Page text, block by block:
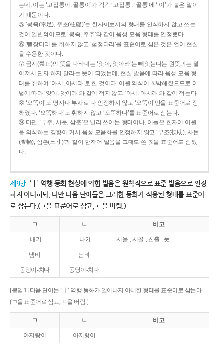
는데, 이는 ‘고집통이, 골통이’가 각각 ‘고집통’, ‘골통’에 ‘-이’가 붙은 말이
기 때문이다.
⑤ ‘봉족(奉足), 주초(柱礎)’는 한자어로서의 형태를 인식하지 않고 쓰는
것이 일반적이므로 ‘봉죽, 주추’와 같이 음성 모음 형태를 인정했다.
⑥ ‘뻗장다리’를 취하지 않고 ‘뻗정다리’를 표준어로 삼은 것은 언어 현실
을 수용한 것이다.
⑦ 금지(禁止)의 뜻을 나타내는 ‘앗아, 앗아라’는 빼앗는다는 원뜻과는 멀
어져서 단지 하지 말라는 뜻이 되었는데, 현실 발음에 따라 음성 모음 형
태를 취하여 ‘아서, 아서라’로 한 것이다. 어원 의식이 희박해졌으므로 어
법에 따라 ‘앗어, 앗어라’와 같이 적지 않고 ‘아서, 아서라’와 같이 적는다.
⑧ ‘오똑이’도 명사나 부사로 다 인정하지 않고 ‘오뚝이’만을 표준어로 정
하였다. ‘오똑하다’도 취하지 않고 ‘오뚝하다’를 표준어로 삼는다.
⑨ 다만, ‘부주, 사둔, 삼춘’은 널리 쓰이는 형태이나, 이들은 한자어 어원
을 의식하는 경향이 커서 음성 모음화를 인정하지 않고 ‘부조(扶助), 사돈
(査頓), 삼촌(三寸)’과 같이 한자어 발음을 그대로 쓴 것을 표준어로 삼았
다.
제9항 ‘ㅣ’ 역행 동화 현상에 의한 발음은 원칙적으로 표준 발음으로 인정
하지 아니하되, 다만 다음 단어들은 그러한 동화가 적용된 형태를 표준어
로 삼는다.(ㄱ을 표준어로 삼고, ㄴ을 버림.)
ㄱ ㄴ 비고
-내기 -나기 서울-, 시골-, 신출-, 풋-.
냄비 남비
동댕이-치다 동당이-치다
[붙임 1] 다음 단어는 ‘ㅣ’ 역행 동화가 일어나지 아니한 형태를 표준어로 삼는다.
(ㄱ을 표준어로 삼고, ㄴ을 버림.)
ㄱ ㄴ 비고
아지랑이 아지랭이